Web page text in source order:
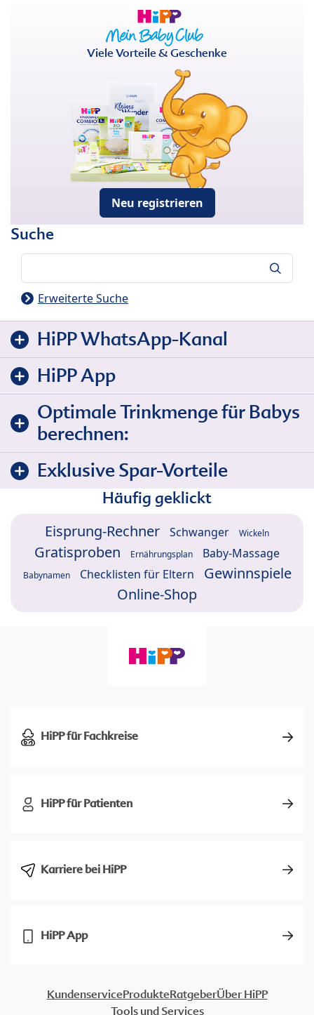
Viele Vorteile & Geschenke
Neu registrieren
Suche
Erweiterte Suche
HiPP WhatsApp-Kanal
HiPP App
Optimale Trinkmenge für Babys
berechnen:
Exklusive Spar-Vorteile
Häufig geklickt
Eisprung-Rechner Schwanger Wickeln
Gratisproben Ernährungsplan Baby-Massage
Babynamen Checklisten für Eltern
Gewinnspiele
Online-Shop
HiPP für Fachkreise
HiPP für Patienten
Karriere bei HiPP
HiPP App
KundenserviceProdukteRatgeberÜber HiPP
Tools und Services